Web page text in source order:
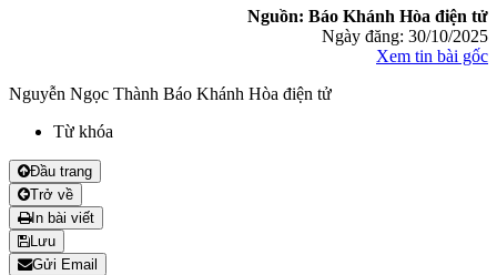
Nguồn: Báo Khánh Hòa điện tử
Ngày đăng: 30/10/2025
Xem tin bài gốc
Nguyễn Ngọc Thành Báo Khánh Hòa điện tử
Từ khóa
Đầu trang
Trở về
In bài viết
Lưu
Gửi Email